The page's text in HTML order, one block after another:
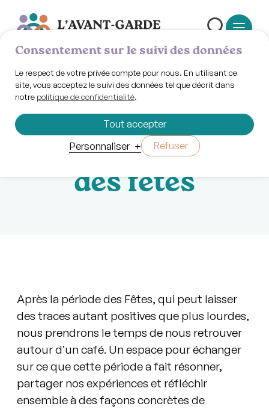
Lundi 5 janvier 2026 | 14h00
Café-discussion
: retour du temps
des fêtes
Après la période des Fêtes, qui peut laisser
des traces autant positives que plus lourdes,
nous prendrons le temps de nous retrouver
autour d’un café. Un espace pour échanger
sur ce que cette période a fait résonner,
partager nos expériences et réfléchir
ensemble à des façons concrètes de
Consentement sur le suivi des données
Le respect de votre privée compte pour nous. En utilisant ce
site, vous acceptez le suivi des données tel que décrit dans
notre politique de confidentialité.
Personnaliser + Refuser
Tout accepter